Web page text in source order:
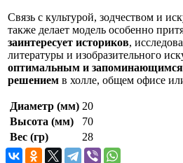
Связь с культурой, зодчеством и
также делает модель особенно
заинтересует историков,
литературы и изобразительного
оптимальным и
решением в холле, общем офисе
Диаметр (мм) 20
Высота (мм)
70
Вес (гр)
28